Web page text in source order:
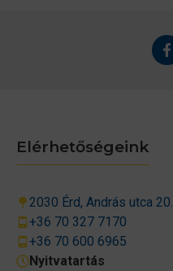
Elérhetőségeink
2030 Érd, András utca 20.
+36 70 327 7170
+36 70 600 6965
Nyitvatartás